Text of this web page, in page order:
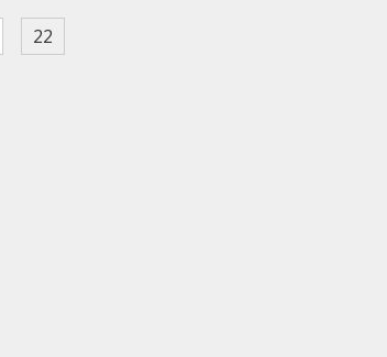
22